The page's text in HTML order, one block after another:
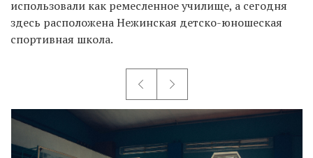
использовали как ремесленное училище, а сегодня
здесь расположена Нежинская детско-юношеская
спортивная школа.